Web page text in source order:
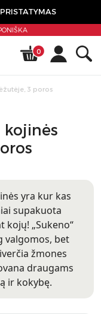
0
3 poros
yra kur kas
supakuota
kojų! „Sukeno“
valgomos, bet
žmones
draugams
ir kokybę.